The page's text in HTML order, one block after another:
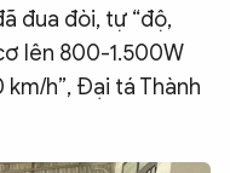
đua đòi, tự “độ,
lên 800-1.500W
h”, Đại tá Thành